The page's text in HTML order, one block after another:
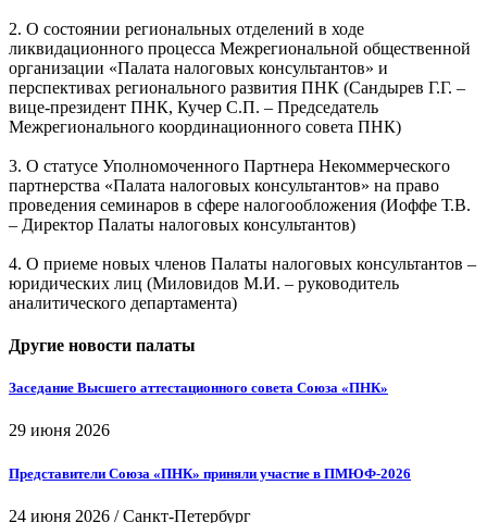
2. О состоянии региональных отделений в ходе
ликвидационного процесса Межрегиональной общественной
организации «Палата налоговых консультантов» и
перспективах регионального развития ПНК (Сандырев Г.Г. –
вице-президент ПНК, Кучер С.П. – Председатель
Межрегионального координационного совета ПНК)
3. О статусе Уполномоченного Партнера Некоммерческого
партнерства «Палата налоговых консультантов» на право
проведения семинаров в сфере налогообложения (Иоффе Т.В.
– Директор Палаты налоговых консультантов)
4. О приеме новых членов Палаты налоговых консультантов –
юридических лиц (Миловидов М.И. – руководитель
аналитического департамента)
Другие новости палаты
Заседание Высшего аттестационного совета Союза «ПНК»
29 июня 2026
Представители Союза «ПНК» приняли участие в ПМЮФ-2026
24 июня 2026 /Санкт-Петербург